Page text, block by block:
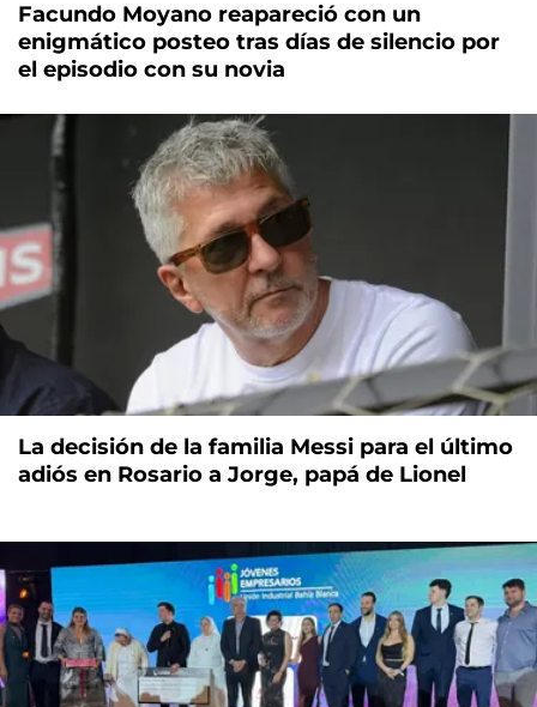
Facundo Moyano reapareció con un
enigmático posteo tras días de silencio por
el episodio con su novia
La decisión de la familia Messi para el último
adiós en Rosario a Jorge, papá de Lionel